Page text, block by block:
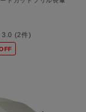
3.0 (2件)